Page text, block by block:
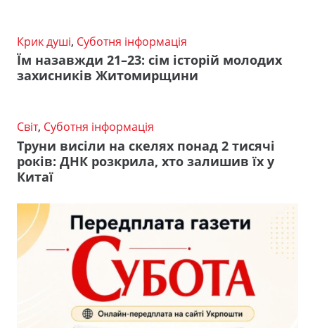
Крик душі, Суботня інформація
Їм назавжди 21–23: сім історій молодих
захисників Житомирщини
Світ, Суботня інформація
Труни висіли на скелях понад 2 тисячі
років: ДНК розкрила, хто залишив їх у
Китаї